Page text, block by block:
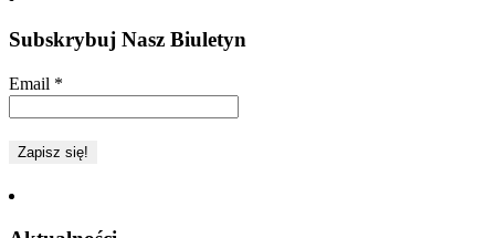
Subskrybuj Nasz Biuletyn
Email *